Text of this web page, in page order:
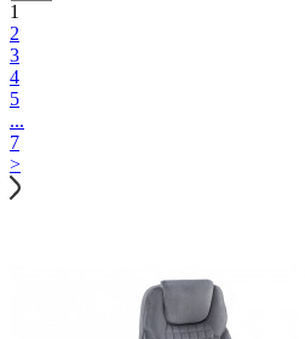
1
2
3
4
5
...
7
>